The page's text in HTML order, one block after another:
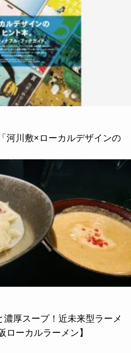
河川敷×ローカルデザインの
濃厚スープ！近未来型ラーメ
ローカルラーメン】